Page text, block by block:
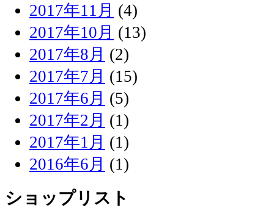
2017年11月 (4)
2017年10月 (13)
2017年8月 (2)
2017年7月 (15)
2017年6月 (5)
2017年2月 (1)
2017年1月 (1)
2016年6月 (1)
ショップリスト